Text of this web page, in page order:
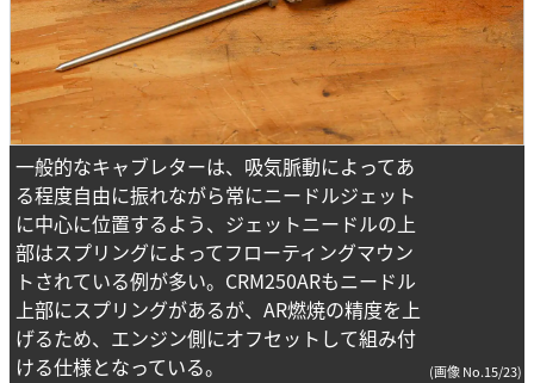
一般的なキャブレターは、吸気脈動によってあ
る程度自由に振れながら常にニードルジェット
に中心に位置するよう、ジェットニードルの上
部はスプリングによってフローティングマウン
トされている例が多い。CRM250ARもニードル
上部にスプリングがあるが、AR燃焼の精度を上
げるため、エンジン側にオフセットして組み付
ける仕様となっている。
(画像 No.15/23)